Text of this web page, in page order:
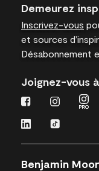
Demeurez
Inscrivez-vous
et sources
Désabonnement
Joignez-vous
Benjamin